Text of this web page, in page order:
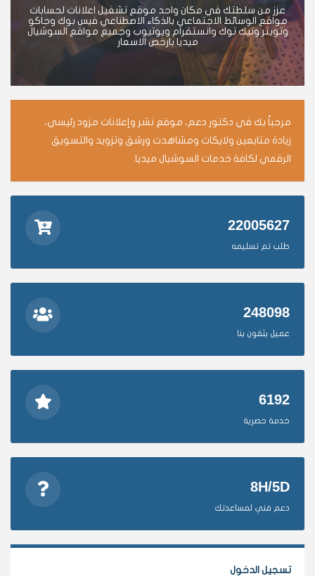
عزز من سلطتك في مكان واحد موقع تشغيل اعلانات لحسابات
مواقع الوسائط الاجتماعي بالذكاء الاصطناعي فيس بوك وجاكو
وتويتر وتيك توك وانستقرام ويوتيوب وجميع مواقع السوشيال
ميديا بارخص الاسعار
مرحباً بك في دكتور دعم، موقع نشر وإعلانات مزود رئيسي،
زيادة متابعين ولايكات ومشاهدت ورشق وتزويد والتسويق
الرقمي لكافة خدمات السوشيال ميديا.
22005627
طلب تم تسليمه
248098
عميل يثقون بنا
6192
خدمة حصرية
8H/5D
دعم فني لمساعدتك
تسجيل الدخول